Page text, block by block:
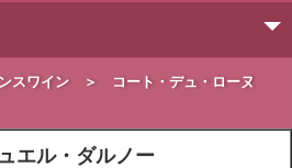
会社概要
注文方法
スワイン ＞
コート・デュ・ローヌ
エル・ダルノー